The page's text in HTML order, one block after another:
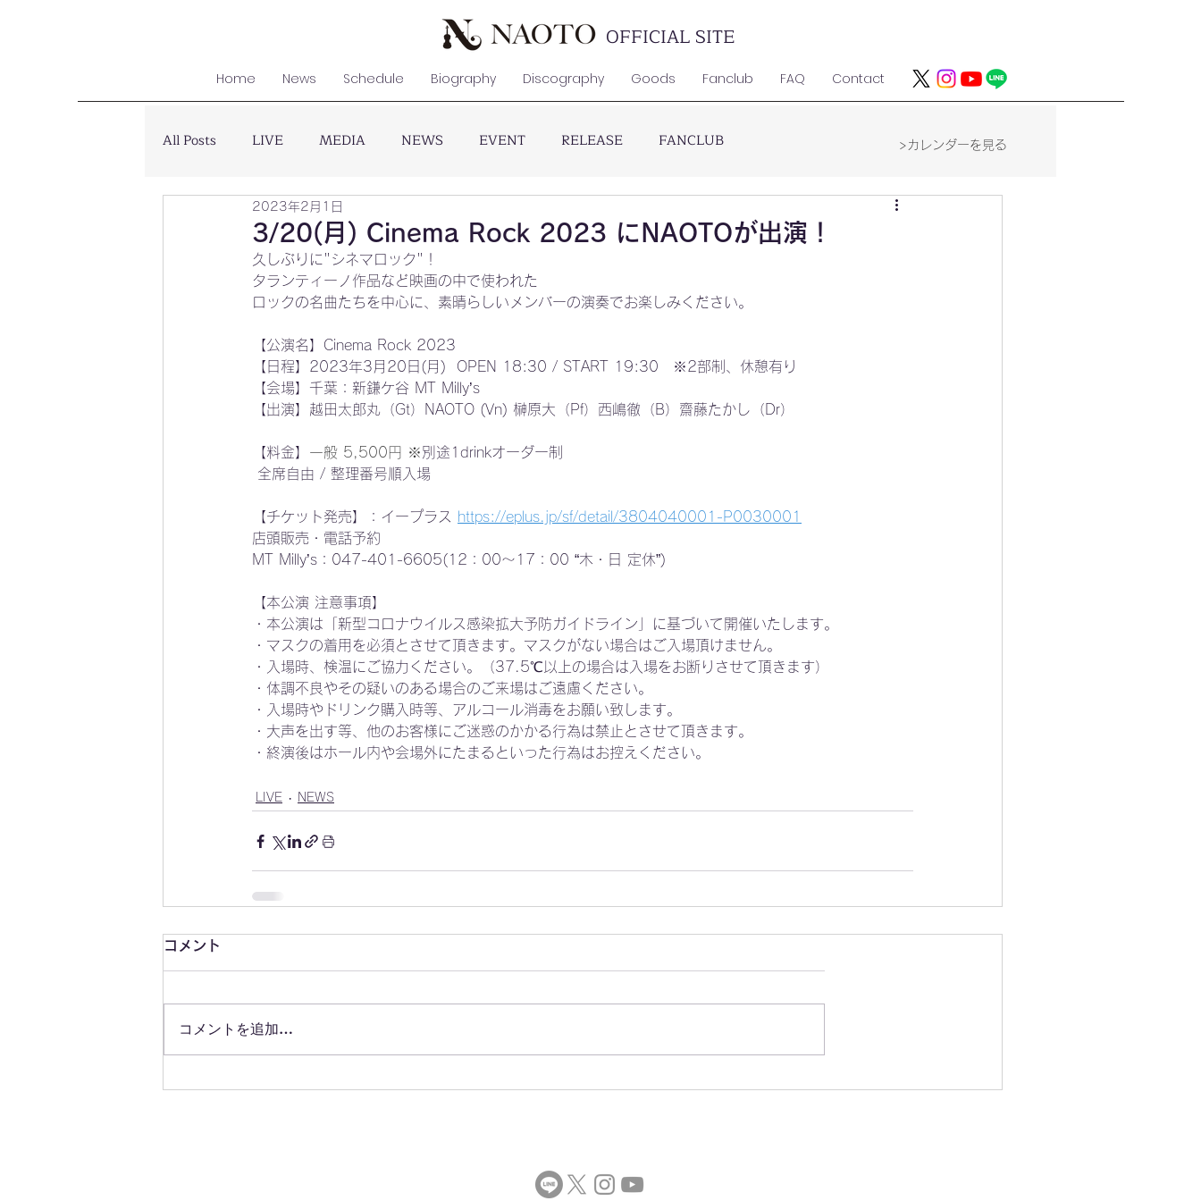
OFFICIAL SITE
Home News Schedule Biography Discography Goods Fanclub FAQ Contact
All Posts LIVE MEDIA NEWS EVENT RELEASE FANCLUB
3/20(月) Cinema Rock 2023 にNAOTOが出演！
2023年2月1日
久しぶりに"シネマロック"！
タランティーノ作品など映画の中で使われた
ロックの名曲たちを中心に、素晴らしいメンバーの演奏でお楽しみください。
【公演名】Cinema Rock 2023
【日程】2023年3月20日(月)  OPEN 18:30 / START 19:30　※2部制、休憩有り
【会場】千葉：新鎌ケ谷 MT Milly’s
【出演】越田太郎丸（Gt）NAOTO (Vn) 榊原大（Pf）西嶋徹（B）齋藤たかし（Dr）
【料金】 一般 5,500円 ※別途1drinkオーダー制
全席自由 / 整理番号順入場
【チケット発売】：イープラス
https://eplus.jp/sf/detail/3804040001-P0030001
店頭販売・電話予約
MT Milly’s：047-401-6605(12：00～17：00 “木・日 定休”)
【本公演 注意事項】
・本公演は「新型コロナウイルス感染拡大予防ガイドライン」に基づいて開催いたします。
・マスクの着用を必須とさせて頂きます。マスクがない場合はご入場頂けません。
・入場時、検温にご協力ください。（37.5℃以上の場合は入場をお断りさせて頂きます）
・体調不良やその疑いのある場合のご来場はご遠慮ください。
・入場時やドリンク購入時等、アルコール消毒をお願い致します。
・大声を出す等、他のお客様にご迷惑のかかる行為は禁止とさせて頂きます。
・終演後はホール内や会場外にたまるといった行為はお控えください。
LIVE NEWS
コメント
コメントを追加…
>カレンダーを見る